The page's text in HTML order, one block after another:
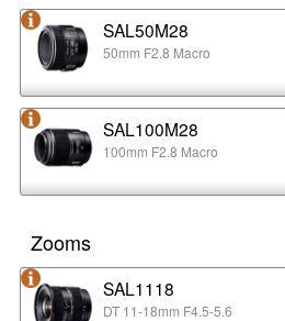
SAL50M28
50mm F2.8 Macro
SAL100M28
100mm F2.8 Macro
Zooms
SAL1118
DT 11-18mm F4.5-5.6